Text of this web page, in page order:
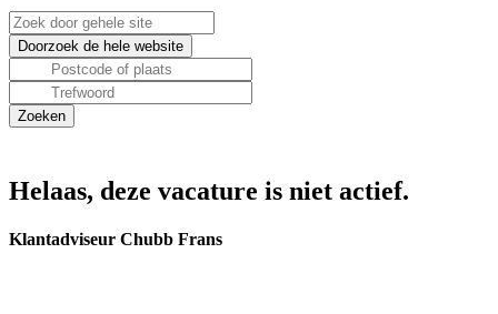
Helaas, deze vacature is niet actief.
Klantadviseur Chubb Frans